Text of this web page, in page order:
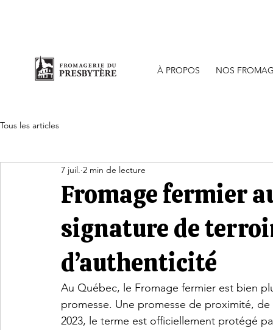
À PROPOS NOS
Tous les articles
Fromage fermier
signature de
d’authenticité
7 juil. 2 min de lecture
Au Québec, le Fromage fermier est bien
promesse. Une promesse de proximité,
2023, le terme est officiellement protégé